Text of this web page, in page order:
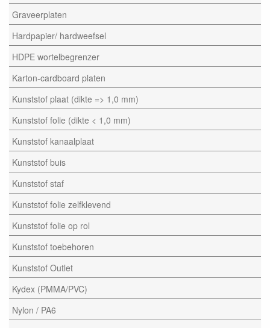
Graveerplaten
Hardpapier/ hardweefsel
HDPE wortelbegrenzer
Karton-cardboard platen
Kunststof plaat (dikte => 1,0 mm)
Kunststof folie (dikte < 1,0 mm)
Kunststof kanaalplaat
Kunststof buis
Kunststof staf
Kunststof folie zelfklevend
Kunststof folie op rol
Kunststof toebehoren
Kunststof Outlet
Kydex (PMMA/PVC)
Nylon / PA6